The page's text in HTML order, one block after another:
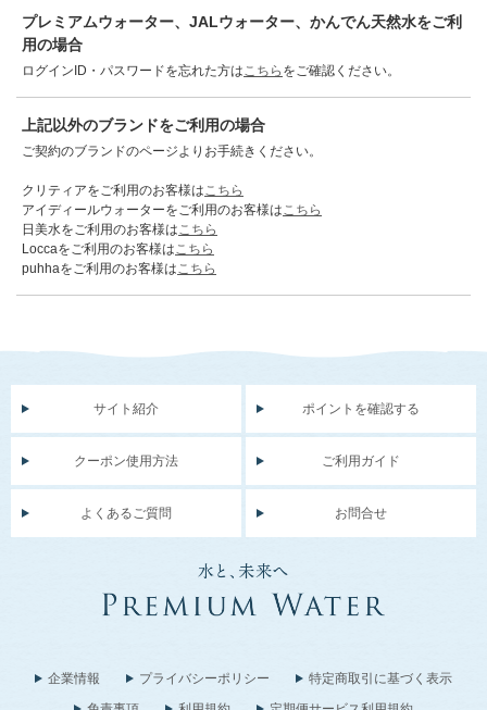
プレミアムウォーター、JALウォーター、かんでん天然水をご利
用の場合
ログインID・パスワードを忘れた方はこちら をご確認ください。
上記以外のブランドをご利用の場合
ご契約のブランドのページよりお手続きください。
クリティアをご利用のお客様はこちら
アイディールウォーターをご利用のお客様はこちら
日美水をご利用のお客様はこちら
Loccaをご利用のお客様はこちら
puhhaをご利用のお客様はこちら
サイト紹介 ポイントを確認する
クーポン使用方法 ご利用ガイド
よくあるご質問 お問合せ
企業情報 プライバシーポリシー
特定商取引に基づく表示